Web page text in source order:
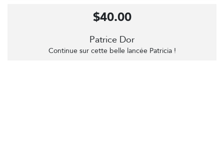
Patrice Dor
Continue sur cette belle lancée Patricia !
$40.00